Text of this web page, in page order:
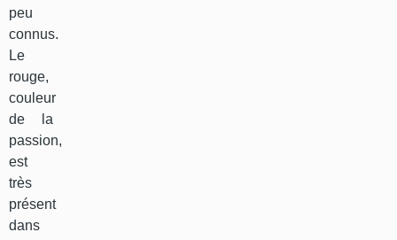
peu
connus.
Le
rouge,
couleur
de la
passion,
est
très
présent
dans